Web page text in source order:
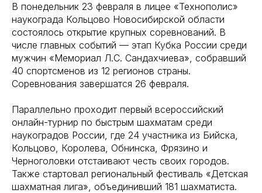
В понедельник 23 февраля в лицее «Технополис»
наукограда Кольцово Новосибирской области
состоялось открытие крупных соревнований. В
числе главных событий — этап Кубка России среди
мужчин «Мемориал Л.С. Сандахчиева», собравший
40 спортсменов из 12 регионов страны.
Соревнования завершатся 26 февраля.
Параллельно проходит первый всероссийский
онлайн-турнир по быстрым шахматам среди
наукоградов России, где 24 участника из Бийска,
Кольцово, Королева, Обнинска, Фрязино и
Черноголовки отстаивают честь своих городов.
Также стартовал региональный фестиваль «Детская
шахматная лига», объединивший 181 шахматиста.